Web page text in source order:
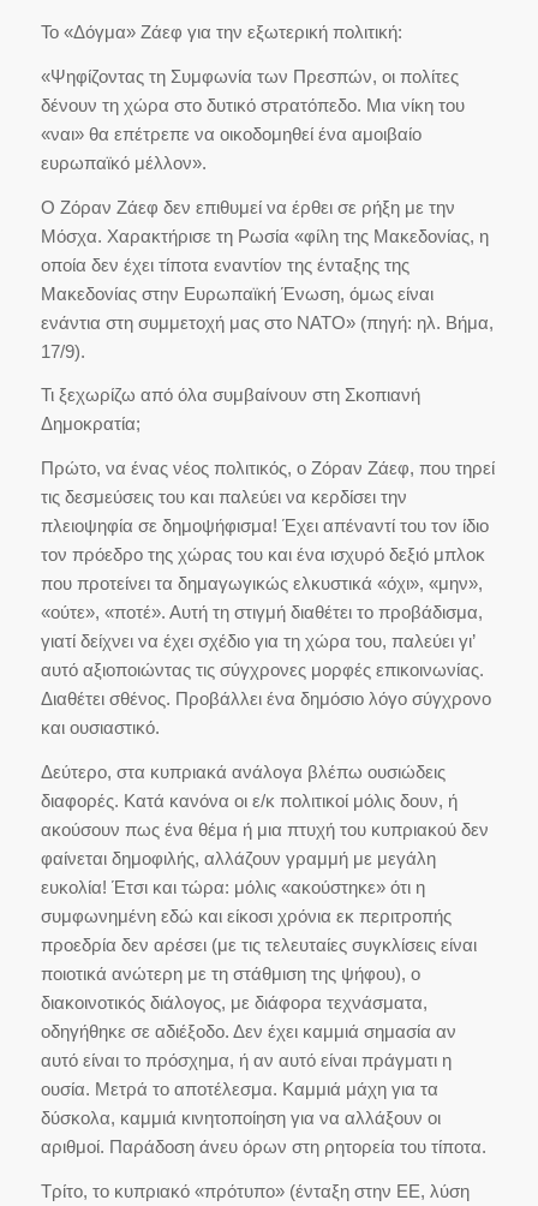
Το «Δόγμα» Ζάεφ για την εξωτερική πολιτική:
«Ψηφίζοντας τη Συμφωνία των Πρεσπών, οι πολίτες
δένουν τη χώρα στο δυτικό στρατόπεδο. Μια νίκη του
«ναι» θα επέτρεπε να οικοδομηθεί ένα αμοιβαίο
ευρωπαϊκό μέλλον».
Ο Ζόραν Ζάεφ δεν επιθυμεί να έρθει σε ρήξη με την
Μόσχα. Χαρακτήρισε τη Ρωσία «φίλη της Μακεδονίας, η
οποία δεν έχει τίποτα εναντίον της ένταξης της
Μακεδονίας στην Ευρωπαϊκή Ένωση, όμως είναι
ενάντια στη συμμετοχή μας στο ΝΑΤΟ» (πηγή: ηλ. Βήμα,
17/9).
Τι ξεχωρίζω από όλα συμβαίνουν στη Σκοπιανή
Δημοκρατία;
Πρώτο, να ένας νέος πολιτικός, ο Ζόραν Ζάεφ, που τηρεί
τις δεσμεύσεις του και παλεύει να κερδίσει την
πλειοψηφία σε δημοψήφισμα! Έχει απέναντί του τον ίδιο
τον πρόεδρο της χώρας του και ένα ισχυρό δεξιό μπλοκ
που προτείνει τα δημαγωγικώς ελκυστικά «όχι», «μην»,
«ούτε», «ποτέ». Αυτή τη στιγμή διαθέτει το προβάδισμα,
γιατί δείχνει να έχει σχέδιο για τη χώρα του, παλεύει γι’
αυτό αξιοποιώντας τις σύγχρονες μορφές επικοινωνίας.
Διαθέτει σθένος. Προβάλλει ένα δημόσιο λόγο σύγχρονο
και ουσιαστικό.
Δεύτερο, στα κυπριακά ανάλογα βλέπω ουσιώδεις
διαφορές. Κατά κανόνα οι ε/κ πολιτικοί μόλις δουν, ή
ακούσουν πως ένα θέμα ή μια πτυχή του κυπριακού δεν
φαίνεται δημοφιλής, αλλάζουν γραμμή με μεγάλη
ευκολία! Έτσι και τώρα: μόλις «ακούστηκε» ότι η
συμφωνημένη εδώ και είκοσι χρόνια εκ περιτροπής
προεδρία δεν αρέσει (με τις τελευταίες συγκλίσεις είναι
ποιοτικά ανώτερη με τη στάθμιση της ψήφου), ο
διακοινοτικός διάλογος, με διάφορα τεχνάσματα,
οδηγήθηκε σε αδιέξοδο. Δεν έχει καμμιά σημασία αν
αυτό είναι το πρόσχημα, ή αν αυτό είναι πράγματι η
ουσία. Μετρά το αποτέλεσμα. Καμμιά μάχη για τα
δύσκολα, καμμιά κινητοποίηση για να αλλάξουν οι
αριθμοί. Παράδοση άνευ όρων στη ρητορεία του τίποτα.
Τρίτο, το κυπριακό «πρότυπο» (ένταξη στην ΕΕ, λύση